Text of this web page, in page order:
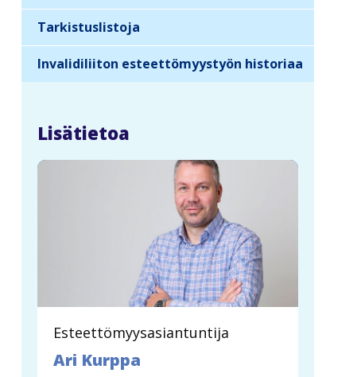
r
a
Tarkistuslistoja
Invalidiliiton esteettömyystyön historiaa
Lisätietoa
Esteettömyysasiantuntija
Ari Kurppa